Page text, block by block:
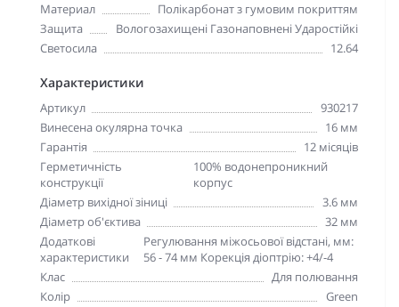
Материал
Полікарбонат з гумовим покриттям
Защита
Вологозахищені Газонаповнені Ударостійкі
Светосила
12.64
Характеристики
Артикул
930217
Винесена окулярна точка
16 мм
Гарантія
12 місяців
Герметичність
конструкції
100% водонепроникний
корпус
Діаметр вихідної зіниці
3.6 мм
Діаметр об'єктива
32 мм
Додаткові
характеристики
Регулювання міжосьової відстані, мм:
56 - 74 мм Корекція діоптрію: +4/-4
Клас
Для полювання
Колір
Green